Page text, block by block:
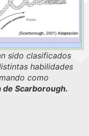
sido clasificados
habilidades
como
de Scarborough.